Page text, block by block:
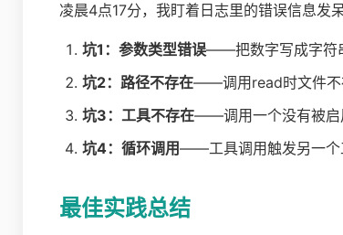
凌晨4点17分，我盯着日志里的错误信息
坑1：参数类型错误——把数字写成字符
坑2：路径不存在——调用read时文件不
坑3：工具不存在——调用一个没有被启
坑4：循环调用——工具调用触发另一个
最佳实践总结